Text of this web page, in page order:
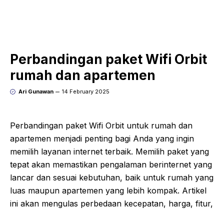
Perbandingan paket Wifi Orbit
rumah dan apartemen
Ari Gunawan 14 February 2025
Perbandingan paket Wifi Orbit untuk rumah dan
apartemen menjadi penting bagi Anda yang ingin
memilih layanan internet terbaik. Memilih paket yang
tepat akan memastikan pengalaman berinternet yang
lancar dan sesuai kebutuhan, baik untuk rumah yang
luas maupun apartemen yang lebih kompak. Artikel
ini akan mengulas perbedaan kecepatan, harga, fitur,